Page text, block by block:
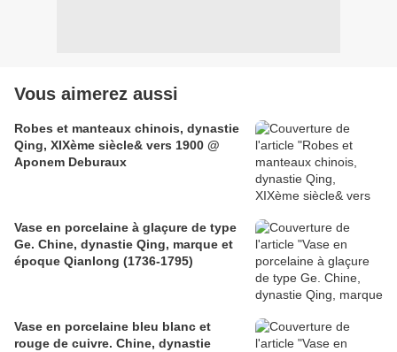
Vous aimerez aussi
Robes et manteaux chinois, dynastie
Qing, XIXème siècle& vers 1900 @
Aponem Deburaux
Vase en porcelaine à glaçure de type
Ge. Chine, dynastie Qing, marque et
époque Qianlong (1736-1795)
Vase en porcelaine bleu blanc et
rouge de cuivre. Chine, dynastie